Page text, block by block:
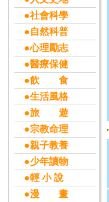
●社會科學
●自然科普
●心理勵志
●醫療保健
●飲 食
●生活風格
●旅 遊
●宗教命理
●親子教養
●少年讀物
●輕 小 說
●漫 畫